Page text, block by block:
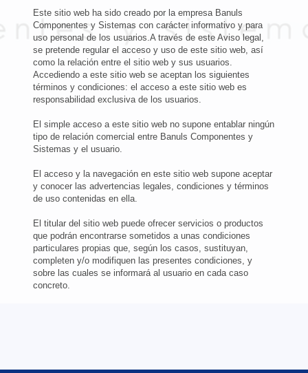
Este sitio web ha sido creado por la empresa Banuls
Componentes y Sistemas con carácter informativo y para
uso personal de los usuarios.A través de este Aviso legal,
se pretende regular el acceso y uso de este sitio web, así
como la relación entre el sitio web y sus usuarios.
Accediendo a este sitio web se aceptan los siguientes
términos y condiciones: el acceso a este sitio web es
responsabilidad exclusiva de los usuarios.
El simple acceso a este sitio web no supone entablar ningún
tipo de relación comercial entre Banuls Componentes y
Sistemas y el usuario.
El acceso y la navegación en este sitio web supone aceptar
y conocer las advertencias legales, condiciones y términos
de uso contenidas en ella.
El titular del sitio web puede ofrecer servicios o productos
que podrán encontrarse sometidos a unas condiciones
particulares propias que, según los casos, sustituyan,
completen y/o modifiquen las presentes condiciones, y
sobre las cuales se informará al usuario en cada caso
concreto.